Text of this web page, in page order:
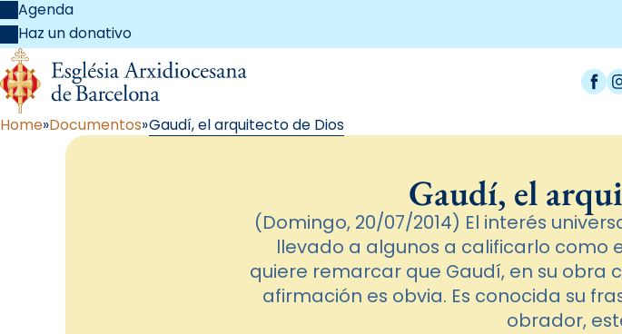
Agenda
Haz un donativo
Home Documentos Gaudí, el arquitecto de Dios
Gaudí, el
(Domingo, 20/07/2014) El interés
llevado a algunos a calificarlo como
quiere remarcar que Gaudí, en su obra
afirmación es obvia. Es conocida su
obrador,